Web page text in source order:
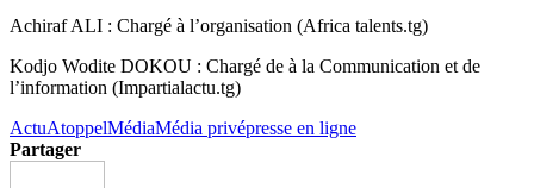
Achiraf ALI : Chargé à l’organisation (Africa talents.tg)
Kodjo Wodite DOKOU : Chargé de à la Communication et de
l’information (Impartialactu.tg)
ActuAtoppelMédiaMédia privépresse en ligne
Partager